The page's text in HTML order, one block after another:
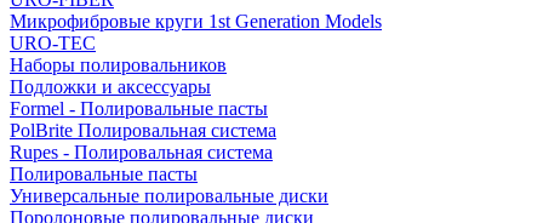
Микрофибровые круги 1st Generation Models
URO-TEC
Наборы полировальников
Подложки и аксессуары
Formel - Полировальные пасты
PolBrite Полировальная система
Rupes - Полировальная система
Полировальные пасты
Универсальные полировальные диски
Поролоновые полировальные диски